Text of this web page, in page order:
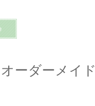
オーダーメイ